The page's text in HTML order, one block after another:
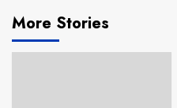
More Stories